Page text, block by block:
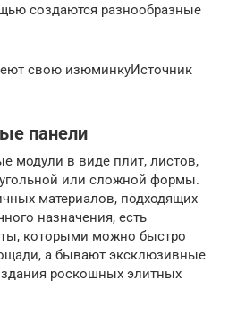
создаются разнообразные
свою изюминкуИсточник
панели
модули в виде плит, листов,
или сложной формы.
материалов, подходящих
назначения, есть
которыми можно быстро
а бывают эксклюзивные
роскошных элитных